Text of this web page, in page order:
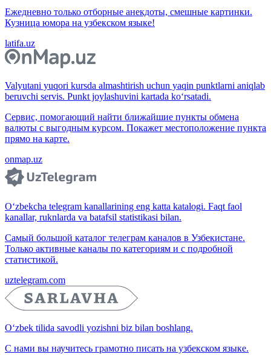
Ежедневно только отборные анекдоты, смешные картинки.
Кузница юмора на узбекском языке!
latifa.uz
Valyutani yuqori kursda almashtirish uchun yaqin punktlarni aniqlab
beruvchi servis. Punkt joylashuvini kartada ko‘rsatadi.
Сервис, помогающий найти ближайшие пункты обмена
валюты с выгодным курсом. Покажет местоположение пункта
прямо на карте.
onmap.uz
O‘zbekcha telegram kanallarining eng katta katalogi. Faqt faol
kanallar, ruknlarda va batafsil statistikasi bilan.
Самый большой каталог телеграм каналов в Узбекистане.
Только активные каналы по категориям и с подробной
статистикой.
uztelegram.com
O‘zbek tilida savodli yozishni biz bilan boshlang.
С нами вы научитесь грамотно писать на узбекском языке.